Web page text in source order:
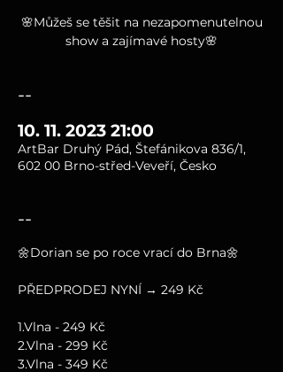
🌸Můžeš se těšit na nezapomenutelnou
show a zajímavé hosty🌸
--
10. 11. 2023 21:00
ArtBar Druhý Pád, Štefánikova 836/1,
602 00 Brno-střed-Veveří, Česko
--
🌼Dorian se po roce vrací do Brna🌼
PŘEDPRODEJ NYNÍ → 249 Kč
1.Vlna - 249 Kč
2.Vlna - 299 Kč
3.Vlna - 349 Kč